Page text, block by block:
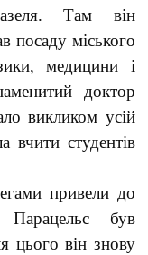
Там він
посаду міського
медицини і
доктор
викликом усій
вчити студентів
привели до
був
цього він знову